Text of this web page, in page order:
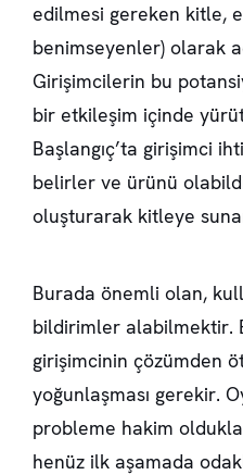
edilmesi gereken kitle,
benimseyenler) olarak
Girişimcilerin bu
bir etkileşim içinde
Başlangıç’ta girişimci
belirler ve ürünü
oluşturarak kitleye
Burada önemli olan,
bildirimler alabilmektir.
girişimcinin çözümden
yoğunlaşması gerekir.
probleme hakim
henüz ilk aşamada